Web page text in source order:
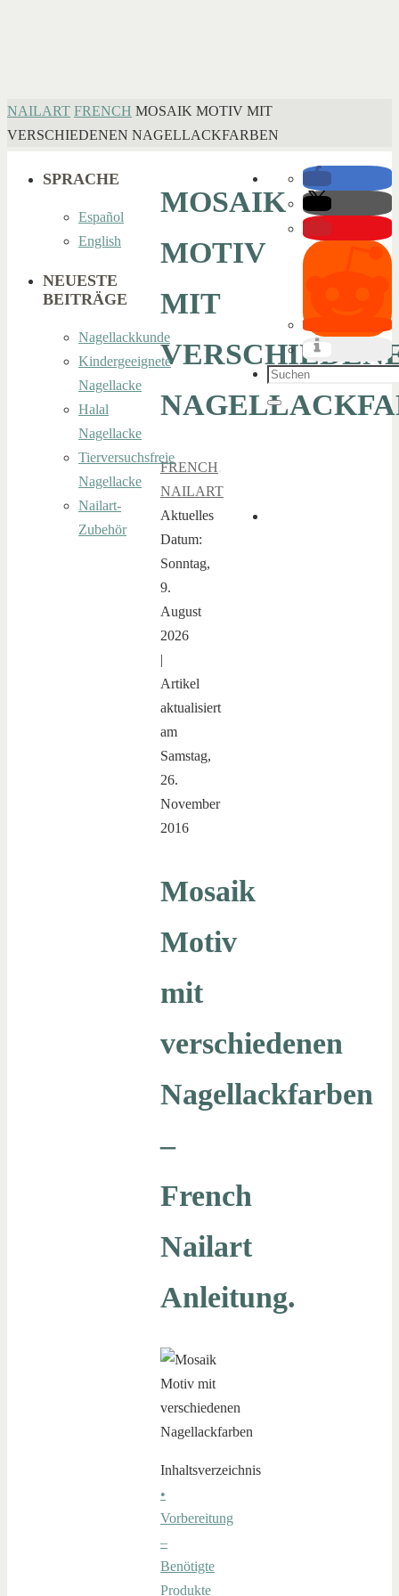
HOME
NAILART FRENCH MOSAIK MOTIV MIT
VERSCHIEDENEN NAGELLACKFARBEN
MOSAIK
MOTIV
MIT
FRENCH,
NAILART
Aktuelles
Datum:
Sonntag,
9.
August
2026
|
Artikel
aktualisiert
am
Samstag,
26.
November
2016
Mosaik
Motiv
mit
verschiedenen
Nagellackfarben
–
French
Nailart
Anleitung.
Inhaltsverzeichnis
•
Vorbereitung
–
Benötigte
Produkte
SPRACHE
Español
English
NEUESTE
BEITRÄGE
Nagellackkunde
Kindergeeignete
Nagellacke
Halal
Nagellacke
Tierversuchsfreie
Nagellacke
Nailart-
Zubehör
Suchen
nach:
Suchen